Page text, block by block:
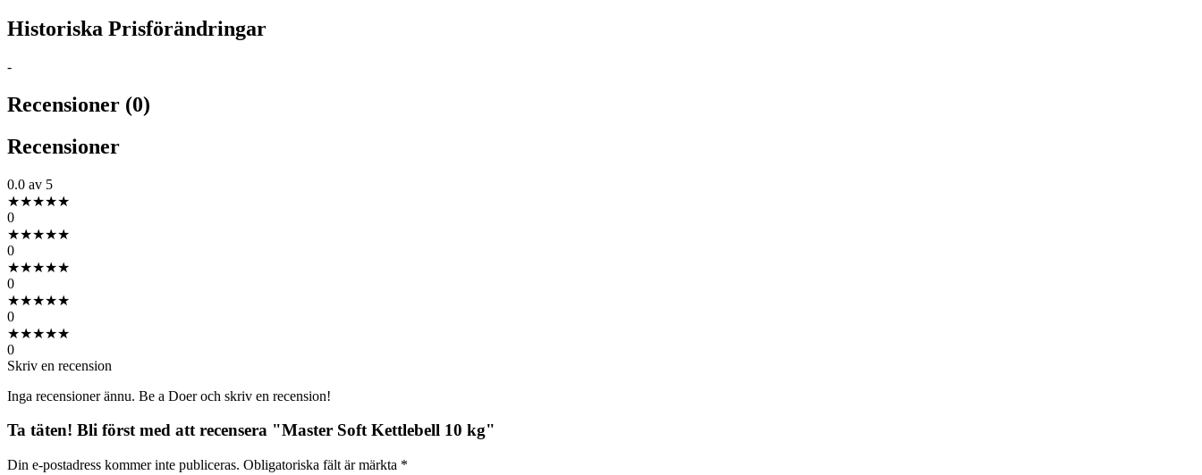
Historiska Prisförändringar
-
Recensioner (0)
Recensioner
0.0 av 5
★★★★★
0
★★★★★
0
★★★★★
0
★★★★★
0
★★★★★
0
Skriv en recension
Inga recensioner ännu. Be a Doer och skriv en recension!
Ta täten! Bli först med att recensera "Master Soft Kettlebell 10 kg"
Din e-postadress kommer inte publiceras. Obligatoriska fält är märkta *